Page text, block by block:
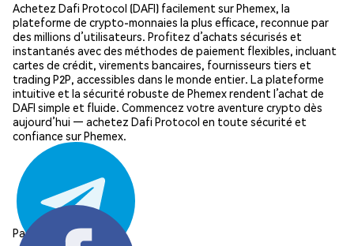
Achetez Dafi Protocol (DAFI) facilement sur Phemex, la
plateforme de crypto-monnaies la plus efficace, reconnue par
des millions d’utilisateurs. Profitez d’achats sécurisés et
instantanés avec des méthodes de paiement flexibles, incluant
cartes de crédit, virements bancaires, fournisseurs tiers et
trading P2P, accessibles dans le monde entier. La plateforme
intuitive et la sécurité robuste de Phemex rendent l’achat de
DAFI simple et fluide. Commencez votre aventure crypto dès
aujourd’hui — achetez Dafi Protocol en toute sécurité et
confiance sur Phemex.
Partager: